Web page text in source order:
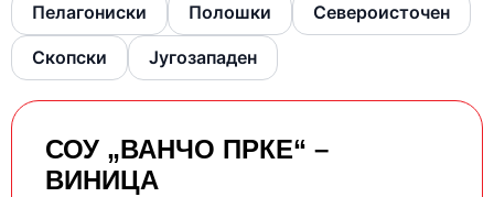
Пелагониски Полошки Североисточен
Скопски Југозападен
СОУ „ВАНЧО ПРКЕ“ –
ВИНИЦА